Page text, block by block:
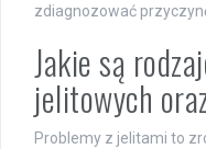
zdiagnozować
Jakie są
jelitowych
Problemy z jelitami to